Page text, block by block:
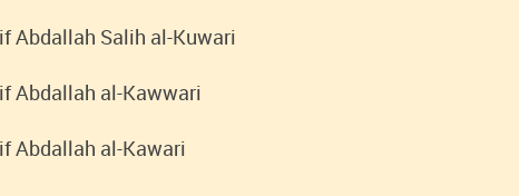
Abdallah Salih al-Kuwari
Abdallah al-Kawwari
Abdallah al-Kawari